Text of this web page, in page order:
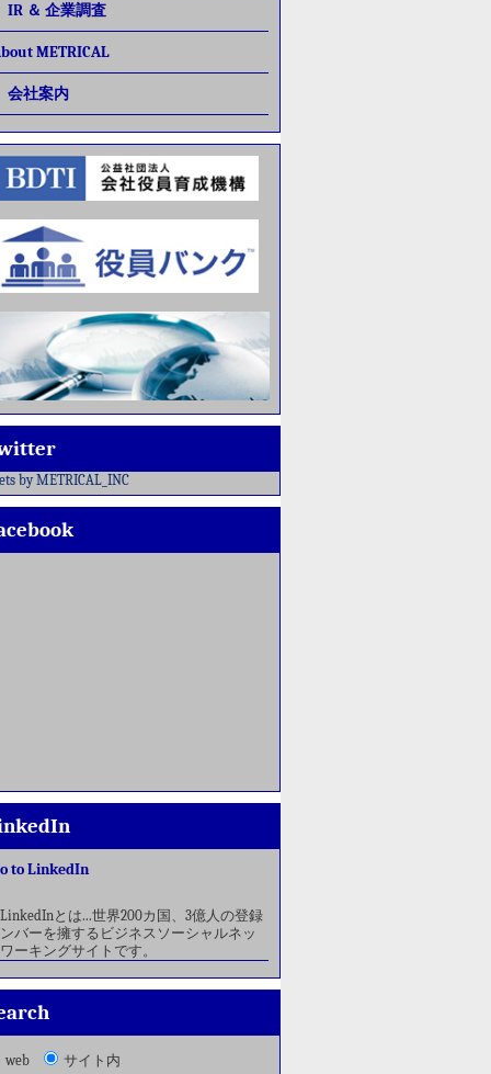
IR ＆ 企業調査
METRICAL
会社案内
by METRICAL_INC
to LinkedIn
とは...世界200カ国、3億人の登録
ンバーを擁するビジネスソーシャルネッ
ワーキングサイトです。
web サイト内